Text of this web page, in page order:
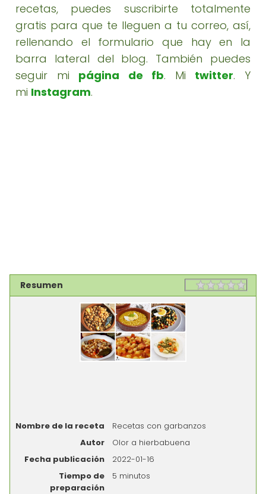
recetas, puedes suscribirte totalmente
gratis para que te lleguen a tu correo, así,
rellenando el formulario que hay en la
barra lateral del blog. También puedes
seguir mi página de fb. Mi twitter. Y
mi Instagram.
Resumen Rating
Nombre de la receta
Recetas con garbanzos
Autor
Olor a hierbabuena
Fecha publicación
2022-01-16
Tiempo de
preparación
5 minutos